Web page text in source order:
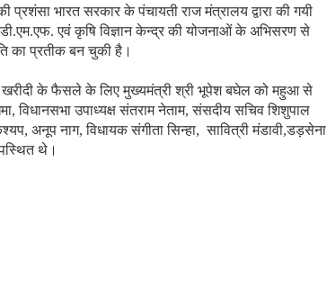
प्रशंसा भारत सरकार के पंचायती राज मंत्रालय द्वारा की गयी
एवं कृषि विज्ञान केन्द्र की योजनाओं के अभिसरण से
का प्रतीक बन चुकी है।
खरीदी के फैसले के लिए मुख्यमंत्री श्री भूपेश बघेल को महुआ से
विधानसभा उपाध्यक्ष संतराम नेताम, संसदीय सचिव शिशुपाल
अनूप नाग, विधायक संगीता सिन्हा, सावित्री मंडावी,डड़सेना
थे।